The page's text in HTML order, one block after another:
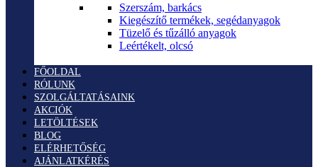
Szerszám, barkács
Kiegészítő termékek, segédanyagok
Tüzelő és tűzálló anyagok
Leértékelt, olcsó
FŐOLDAL
RÓLUNK
SZOLGÁLTATÁSAINK
AKCIÓK
LETÖLTÉSEK
BLOG
ELÉRHETŐSÉG
AJÁNLATKÉRÉS